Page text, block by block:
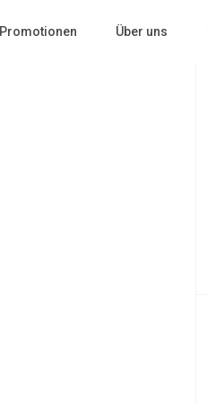
Promotionen Über uns